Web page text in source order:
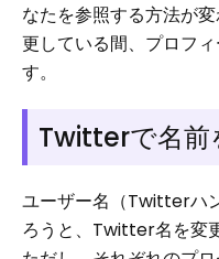
なたを参照する方法が
更している間、プロフ
す。
Twitterで名前
ユーザー名（Twitterハ
ろうと、Twitter名を変